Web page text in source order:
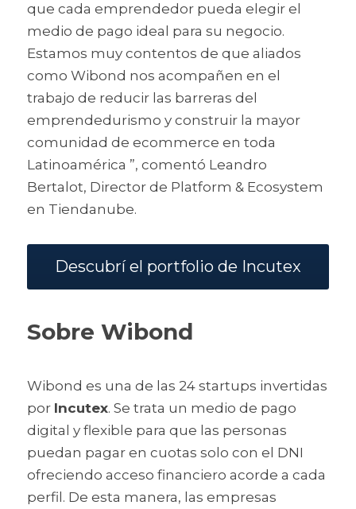
que cada emprendedor pueda elegir el
medio de pago ideal para su negocio.
Estamos muy contentos de que aliados
como Wibond nos acompañen en el
trabajo de reducir las barreras del
emprendedurismo y construir la mayor
comunidad de ecommerce en toda
Latinoamérica ”, comentó Leandro
Bertalot, Director de Platform & Ecosystem
en Tiendanube.
Descubrí el portfolio de Incutex
Sobre Wibond
Wibond es una de las 24 startups invertidas
por Incutex. Se trata un medio de pago
digital y flexible para que las personas
puedan pagar en cuotas solo con el DNI
ofreciendo acceso financiero acorde a cada
perfil. De esta manera, las empresas